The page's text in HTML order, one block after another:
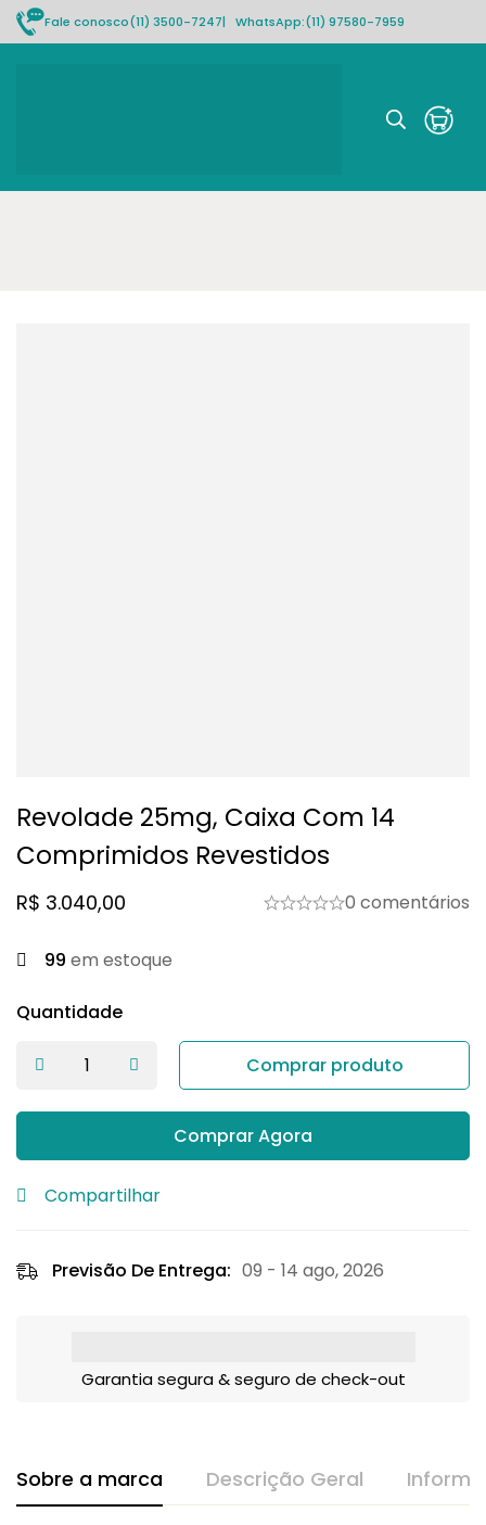
Fale conosco(11) 3500-7247| WhatsApp:(11) 97580-7959
Revolade 25mg, Caixa Com 14
Comprimidos Revestidos
R$ 3.040,00 0 comentários
99 em estoque
Quantidade
Comprar produto
Comprar Agora
Compartilhar
Previsão De Entrega: 09 - 14 ago, 2026
Garantia segura & seguro de check-out
Sobre a marca Descrição Geral